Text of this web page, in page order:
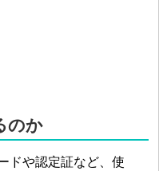
のか
ドや認定証など、使